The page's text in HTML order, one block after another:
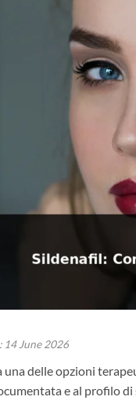
14 June 2026
una delle opzioni
e al profilo